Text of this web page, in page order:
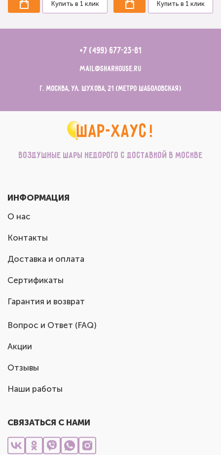
Купить в 1 клик Купить в 1 клик
+7 (499) 677-23-81
mail@sharhouse.ru
г. Москва, ул. Шухова, 21 (метро Шаболовская)
Воздушные шары недорого с доставкой в Москве
ИНФОРМАЦИЯ
О нас
Контакты
Доставка и оплата
Сертификаты
Гарантия и возврат
Вопрос и Ответ (FAQ)
Акции
Отзывы
Наши работы
СВЯЗАТЬСЯ С НАМИ